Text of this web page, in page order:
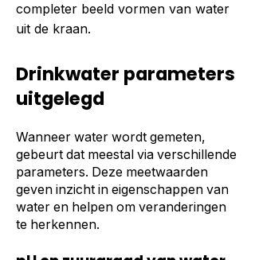
completer beeld vormen van water
uit de kraan.
Drinkwater parameters
uitgelegd
Wanneer water wordt gemeten,
gebeurt dat meestal via verschillende
parameters. Deze meetwaarden
geven inzicht in eigenschappen van
water en helpen om veranderingen
te herkennen.